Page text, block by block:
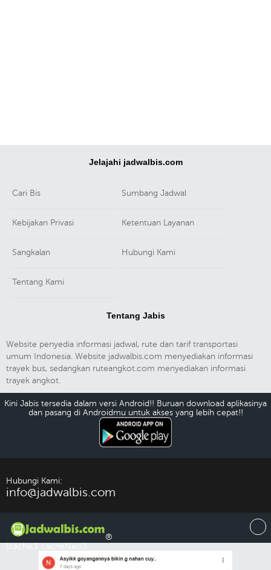
Jelajahi jadwalbis.com
Cari Bis Sumbang Jadwal
Kebijakan Privasi Ketentuan Layanan
Sangkalan Hubungi Kami
Tentang Kami
Tentang Jabis
Website penyedia informasi jadwal, rute dan tarif transportasi
umum Indonesia. Website jadwalbis.com menyediakan informasi
trayek bus, sedangkan ruteangkot.com menyediakan informasi
trayek angkot.
Kini Jabis tersedia dalam versi Android!! Buruan download aplikasinya
dan pasang di Androidmu untuk akses yang lebih cepat!!
Hubungi Kami:
info@jadwalbis.com
®
(cache:1 cacheNeo:)